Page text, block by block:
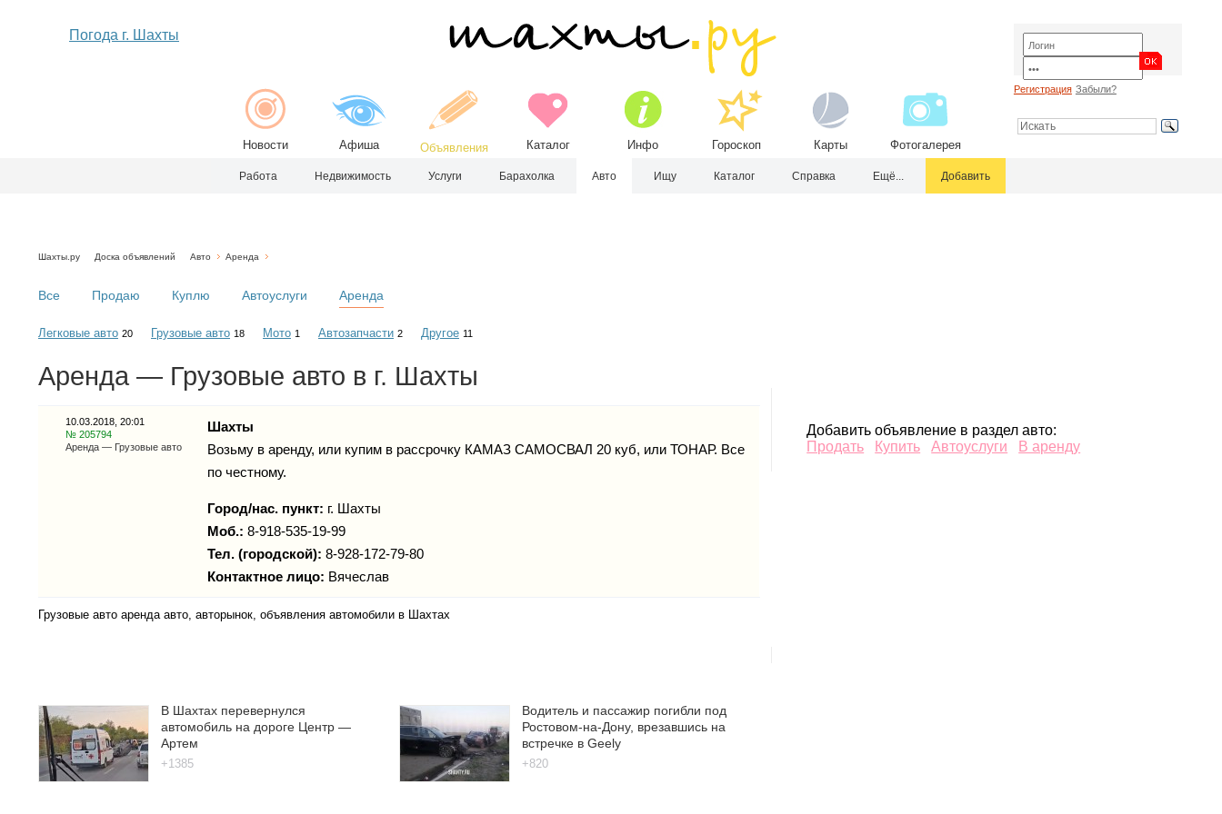
Погода г. Шахты
Новости Афиша Объявления Каталог Инфо Гороскоп Карты Фотогалерея
Регистрация Забыли?
Работа Недвижимость Услуги Барахолка Авто Ищу Каталог Справка Ещё... Добавить
Шахты.ру Доска объявлений Авто Аренда
Все Продаю Куплю Автоуслуги Аренда
Легковые авто 20 Грузовые авто 18 Мото 1 Автозапчасти 2 Другое 11
Аренда — Грузовые авто в г. Шахты
10.03.2018, 20:01
№ 205794
Аренда — Грузовые авто
Шахты
Возьму в аренду, или купим в рассрочку КАМАЗ САМОСВАЛ 20 куб, или ТОНАР. Все
по честному.
Город/нас. пункт: г. Шахты
Моб.: 8-918-535-19-99
Тел. (городской): 8-928-172-79-80
Контактное лицо: Вячеслав
Грузовые авто аренда авто, авторынок, объявления автомобили в Шахтах
Добавить объявление в раздел авто:
Продать
Купить Автоуслуги В аренду
В Шахтах перевернулся
автомобиль на дороге Центр —
Артем
+1385
Водитель и пассажир погибли под
Ростовом-на-Дону, врезавшись на
встречке в Geely
+820